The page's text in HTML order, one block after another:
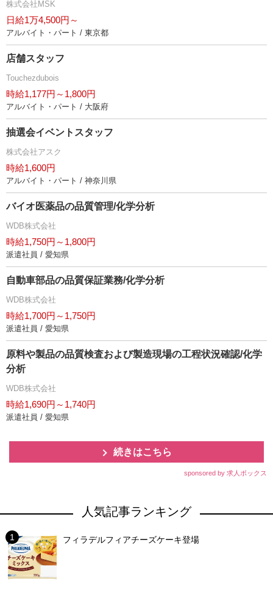
株式会社MSK
日給1万4,500円～
アルバイト・パート / 東京都
店舗スタッフ
Touchezdubois
時給1,177円～1,800円
アルバイト・パート / 大阪府
抽選会イベントスタッフ
株式会社アスク
時給1,600円
アルバイト・パート / 神奈川県
バイオ医薬品の品質管理/化学分析
WDB株式会社
時給1,750円～1,800円
派遣社員 / 愛知県
自動車部品の品質保証業務/化学分析
WDB株式会社
時給1,700円～1,750円
派遣社員 / 愛知県
原料や製品の品質検査および製造現場の工程状況確認/化学
分析
WDB株式会社
時給1,690円～1,740円
派遣社員 / 愛知県
続きはこちら
sponsored by 求人ボックス
人気記事ランキング
フィラデルフィアチーズケーキ登場